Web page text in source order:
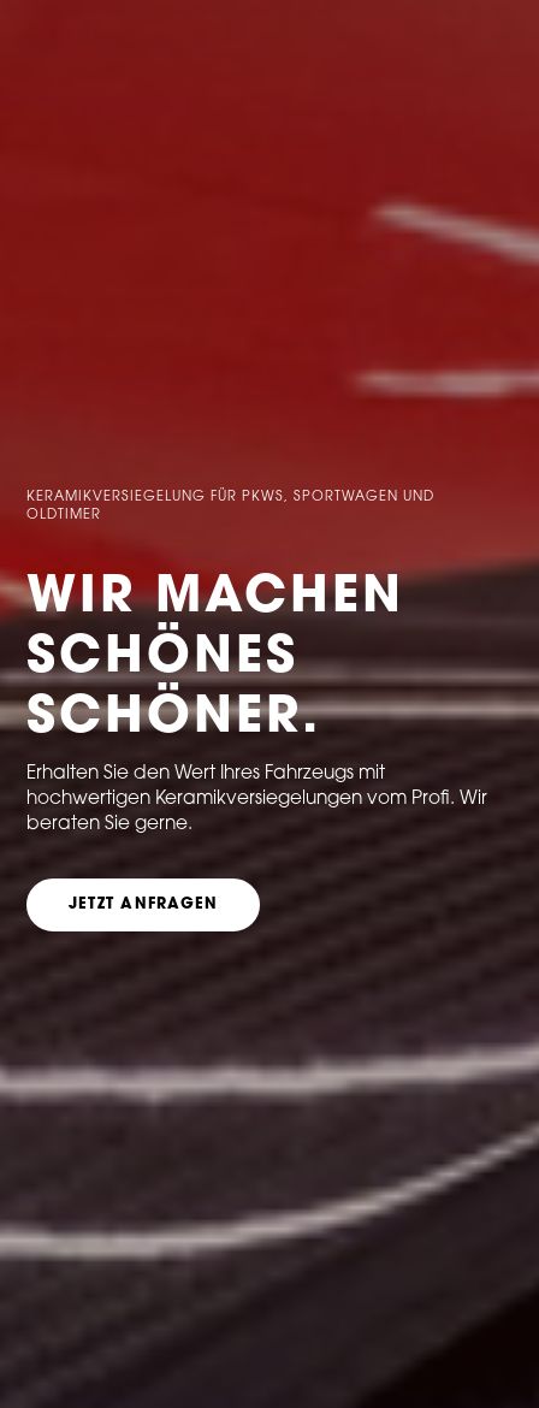
KERAMIKVERSIEGELUNG FÜR PKWS, SPORTWAGEN UND
OLDTIMER
WIR MACHEN
SCHÖNES
SCHÖNER.
Erhalten Sie den Wert Ihres Fahrzeugs mit
hochwertigen Keramikversiegelungen vom Profi. Wir
beraten Sie gerne.
JETZT ANFRAGEN